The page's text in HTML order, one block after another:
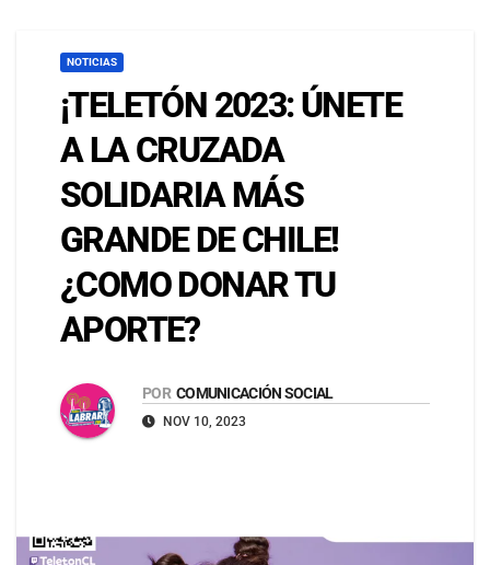
NOTICIAS
¡TELETÓN 2023: ÚNETE
A LA CRUZADA
SOLIDARIA MÁS
GRANDE DE CHILE!
¿COMO DONAR TU
APORTE?
POR COMUNICACIÓN SOCIAL
NOV 10, 2023